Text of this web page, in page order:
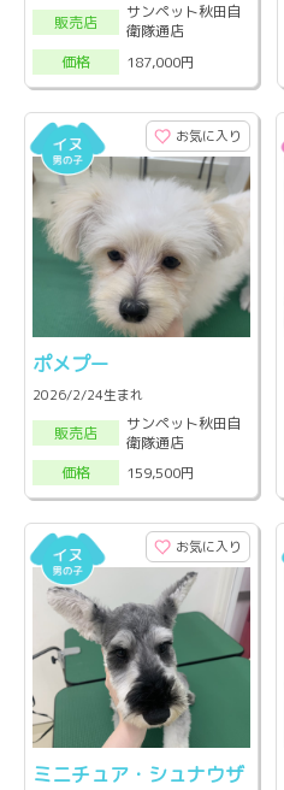
販売店
サンペット秋田自
衛隊通店
価格
187,000円
お気に入り
ポメプー
2026/2/24生まれ
販売店
サンペット秋田自
衛隊通店
価格
159,500円
お気に入り
ミニチュア・シュナウザ